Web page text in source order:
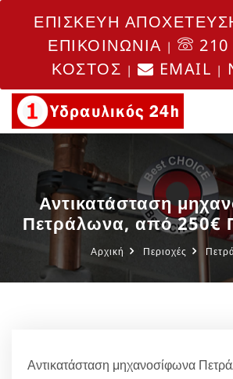
ΕΠΙΣΚΕΥΗ
ΕΠΙΚΟΙΝΩΝΙΑ |
ΚΟΣΤΟΣ | EMAIL |
Αντικατάσταση
Πετράλωνα, από 250€
Αρχική Περιοχές
Αντικατάσταση μηχανοσίφωνα